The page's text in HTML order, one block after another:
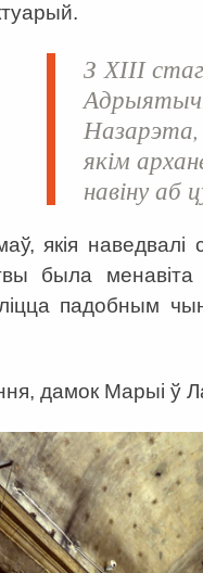
З ХІІІ
Назарэта,
якім
навіну аб
якія
была менавіта
падобным
дамок Марыі ў